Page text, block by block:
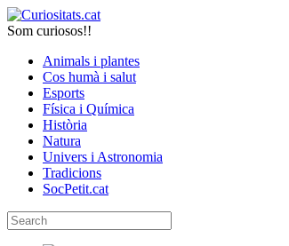
Som curiosos!!
Animals i plantes
Cos humà i salut
Esports
Física i Química
Història
Natura
Univers i Astronomia
Tradicions
SocPetit.cat